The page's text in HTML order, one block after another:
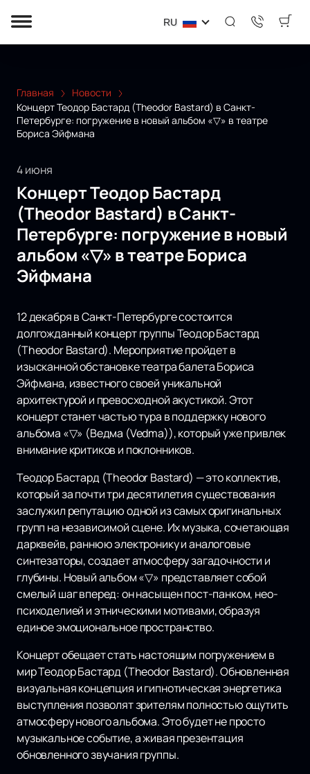
RU
Главная
Новости
Концерт Теодор Бастард (Theodor Bastard) в Санкт-
Петербурге: погружение в новый альбом «▽» в театре
Бориса Эйфмана
4 июня
Концерт Теодор Бастард
(Theodor Bastard) в Санкт-
Петербурге: погружение в новый
альбом «▽» в театре Бориса
Эйфмана
12 декабря в Санкт-Петербурге состоится
долгожданный концерт группы Теодор Бастард
(Theodor Bastard). Мероприятие пройдет в
изысканной обстановке театра балета Бориса
Эйфмана, известного своей уникальной
архитектурой и превосходной акустикой. Этот
концерт станет частью тура в поддержку нового
альбома «▽» (Ведма (Vedma)), который уже привлек
внимание критиков и поклонников.
Теодор Бастард (Theodor Bastard) — это коллектив,
который за почти три десятилетия существования
заслужил репутацию одной из самых оригинальных
групп на независимой сцене. Их музыка, сочетающая
дарквейв, раннюю электронику и аналоговые
синтезаторы, создает атмосферу загадочности и
глубины. Новый альбом «▽» представляет собой
смелый шаг вперед: он насыщен пост-панком, нео-
психоделией и этническими мотивами, образуя
единое эмоциональное пространство.
Концерт обещает стать настоящим погружением в
мир Теодор Бастард (Theodor Bastard). Обновленная
визуальная концепция и гипнотическая энергетика
выступления позволят зрителям полностью ощутить
атмосферу нового альбома. Это будет не просто
музыкальное событие, а живая презентация
обновленного звучания группы.